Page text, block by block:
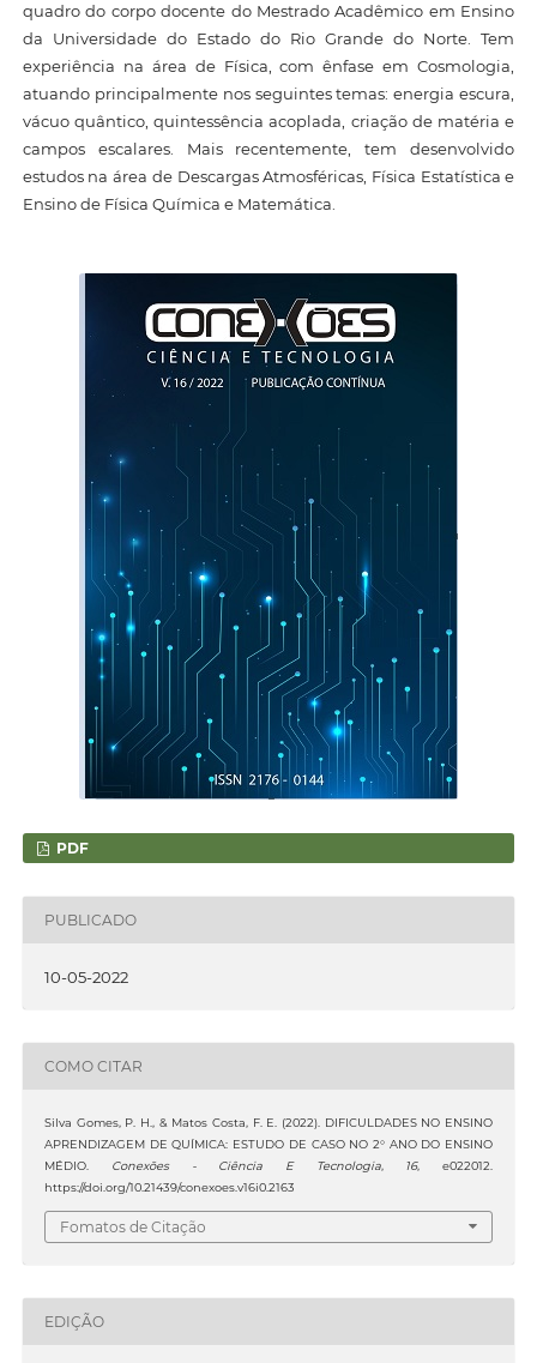
quadro do corpo docente do Mestrado Acadêmico em Ensino
da Universidade do Estado do Rio Grande do Norte. Tem
experiência na área de Física, com ênfase em Cosmologia,
atuando principalmente nos seguintes temas: energia escura,
vácuo quântico, quintessência acoplada, criação de matéria e
campos escalares. Mais recentemente, tem desenvolvido
estudos na área de Descargas Atmosféricas, Física Estatística e
Ensino de Física Química e Matemática.
PDF
PUBLICADO
10-05-2022
COMO CITAR
Silva Gomes, P. H., & Matos Costa, F. E. (2022). DIFICULDADES NO ENSINO
APRENDIZAGEM DE QUÍMICA: ESTUDO DE CASO NO 2° ANO DO ENSINO
MÉDIO.
Conexões - Ciência E Tecnologia, 16, e022012.
https://doi.org/10.21439/conexoes.v16i0.2163
Fomatos de Citação
EDIÇÃO